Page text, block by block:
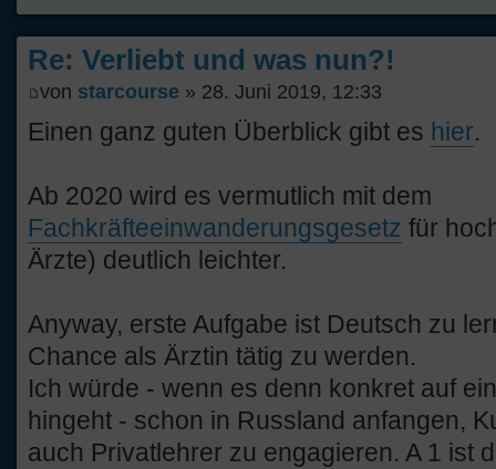
Re: Verliebt und was nun?!
von starcourse » 28. Juni 2019, 12:33
Einen ganz guten Überblick gibt es hier.
Ab 2020 wird es vermutlich mit dem
Fachkräfteeinwanderungsgesetz für
Ärzte) deutlich leichter.
Anyway, erste Aufgabe ist Deutsch zu
Chance als Ärztin tätig zu werden.
Ich würde - wenn es denn konkret auf
hingeht - schon in Russland anfangen,
auch Privatlehrer zu engagieren. A 1 ist